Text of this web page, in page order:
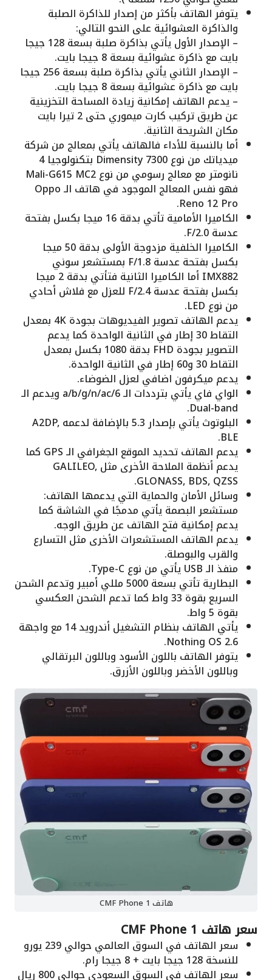
يتوفر الهاتف بأكثر من إصدار للذاكرة الصلبة
والذاكرة العشوائية على النحو التالي:
– الإصدار الأول يأتي بذاكرة صلبة بسعة 128 جيجا
بايت مع ذاكرة عشوائية بسعة 8 جيجا بايت.
– الإصدار الثاني يأتي بذاكرة صلبة بسعة 256 جيجا
بايت مع ذاكرة عشوائية بسعة 8 جيجا بايت.
– يدعم الهاتف إمكانية زيادة المساحة التخزينية
عن طريق تركيب كارت ميموري حتى 2 تيرا بايت
مكان الشريحة الثانية.
أما بالنسبة للأداء فالهاتف يأتي بمعالج من شركة
ميدياتك من نوع Dimensity 7300 بتكنولوجيا 4
نانومتر مع معالج رسومي من نوع Mali-G615 MC2
فهو نفس المعالج الموجود في هاتف الـ Oppo
Reno 12 Pro.
الكاميرا الأمامية تأتي بدقة 16 ميجا بكسل بفتحة
عدسة F/2.0.
الكاميرا الخلفية مزدوجة الأولى بدقة 50 ميجا
بكسل بفتحة عدسة F/1.8 بمستشعر سوني
IMX882 أما الكاميرا الثانية فتأتي بدقة 2 ميجا
بكسل بفتحة عدسة F/2.4 للعزل مع فلاش أحادي
من نوع LED.
يدعم الهاتف تصوير الفيديوهات بجودة 4K بمعدل
التقاط 30 إطار في الثانية الواحدة كما يدعم
التصوير بجودة FHD بدقة 1080 بكسل بمعدل
التقاط 30 و60 إطار في الثانية الواحدة.
يدعم ميكرفون اضافي لعزل الضوضاء.
الواي فاي يأتي بترددات الـ a/b/g/n/ac/6 ويدعم الـ
Dual-band.
البلوتوث يأتي بإصدار 5.3 بالإضافة لدعمه A2DP,
BLE.
يدعم الهاتف تحديد الموقع الجغرافي الـ GPS كما
يدعم أنظمة الملاحة الأخرى مثل GALILEO,
GLONASS, BDS, QZSS.
وسائل الأمان والحماية التي يدعمها الهاتف:
مستشعر البصمة يأتي مدمجًا في الشاشة كما
يدعم إمكانية فتح الهاتف عن طريق الوجه.
يدعم الهاتف المستشعرات الأخرى مثل التسارع
والقرب والبوصلة.
منفذ الـ USB يأتي من نوع Type-C.
البطارية تأتي بسعة 5000 مللي أمبير وتدعم الشحن
السريع بقوة 33 واط كما تدعم الشحن العكسي
بقوة 5 واط.
يأتي الهاتف بنظام التشغيل أندرويد 14 مع واجهة
Nothing OS 2.6.
يتوفر الهاتف باللون الأسود وباللون البرتقالي
وباللون الأخضر وباللون الأزرق.
هاتف CMF Phone 1
سعر هاتف CMF Phone 1
سعر الهاتف في السوق العالمي حوالي 239 يورو
للنسخة 128 جيجا بايت + 8 جيجا رام.
سعر الهاتف في السوق السعودي حوالي 800 ريال